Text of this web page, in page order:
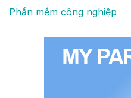
Phần mềm công nghiệp